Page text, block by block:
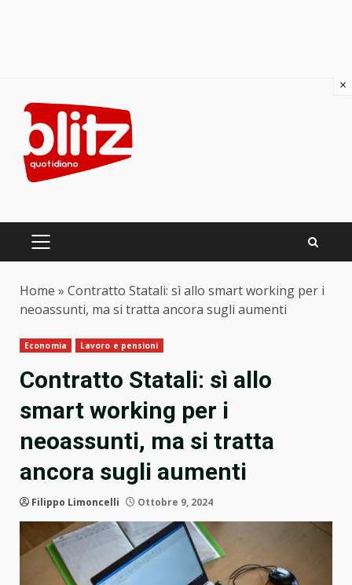
content
PRIMARY
Home » Contratto Statali: sì allo smart working per i
neoassunti, ma si tratta ancora sugli aumenti
Economia Lavoro e pensioni
Contratto Statali: sì allo
smart working per i
neoassunti, ma si tratta
ancora sugli aumenti
Filippo Limoncelli Ottobre 9, 2024
×